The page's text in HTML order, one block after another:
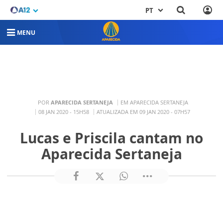
PT
MENU
POR APARECIDA SERTANEJA
EM APARECIDA SERTANEJA
08 JAN 2020 - 15H58
ATUALIZADA EM 09 JAN 2020 - 07H57
Lucas e Priscila cantam no
Aparecida Sertaneja